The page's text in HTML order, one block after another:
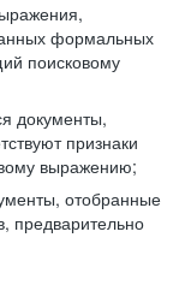
формальных
поисковому
документы,
признаки
выражению;
отобранные
предварительно